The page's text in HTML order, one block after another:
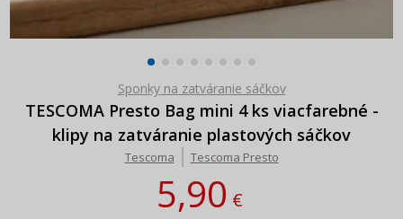
Sponky na zatváranie sáčkov
TESCOMA Presto Bag mini 4 ks viacfarebné -
klipy na zatváranie plastových sáčkov
Tescoma Tescoma Presto
5,90€